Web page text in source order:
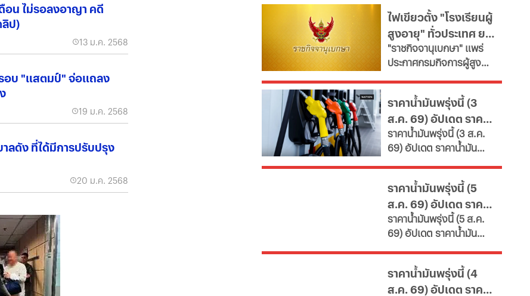
อน ไม่รอลงอาญา คดี
ลิป)
13 ม.ค. 2568
อบ "แสตมป์" จ่อแถลง
19 ม.ค. 2568
20 ม.ค. 2568
ไฟเขียวตั้ง "โรงเรียนผู้
สูงอายุ" ทั่วประเทศ ยก
ระดับคุณภาพชีวิต เช็ก
เงื่อนไข
"ราชกิจจานุเบกษา" แพร่
ประกาศกรมกิจการผู้สูง
"โรงเรียนผู้สูงอายุ" มุ่งขับ
เคลื่อนสังคมสูงวัยอย่างมี
คุณค่า หนุนพัฒนา
ศักยภาพ-เรียนรู้ตลอดชีวิต
เผยช่องทางยื่นคำขอทั้ง
กทม.-ต่างจังหวัด พบ
ฝ่าฝืนเกณฑ์เสี่ยงถูกสั่ง
เพิกถอน
ราคาน้ำมันพรุ่งนี้ (3
ส.ค. 69) อัปเดต ราคา
น้ำมันล่าสุด จากปั๊ม
ใหญ่
ราคาน้ำมันพรุ่งนี้ (3 ส.ค.
69) อัปเดต ราคาน้ำมัน
ขนาดใหญ่ มีทั้งราคาน้ำมัน
ดีเซล เบนซิน และ แก๊สโซ
ฮอล์
ราคาน้ำมันพรุ่งนี้ (5
ส.ค. 69) อัปเดต ราคา
น้ำมันล่าสุด จากปั๊ม
ใหญ่
ราคาน้ำมันพรุ่งนี้ (5 ส.ค.
69) อัปเดต ราคาน้ำมัน
ขนาดใหญ่ มีทั้งราคาน้ำมัน
ดีเซล เบนซิน และ แก๊สโซ
ฮอล์
ราคาน้ำมันพรุ่งนี้ (4
ส.ค. 69) อัปเดต ราคา